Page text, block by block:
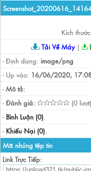
Kích
Tải Về Máy|
- Định dạng: image/png
- Up vào: 16/06/2020,
- Mô tả:
- Đánh giá:
(0
- Bình Luận (0).
- Khiếu Nại (0).
Mã nhúng tệp tin
Link Trực Tiếp: